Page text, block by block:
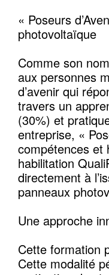
« Poseurs
photovoltaïque
Comme son
aux personnes
d’avenir qui
travers un
(30%) et
entreprise, «
compétences et
habilitation
directement à
panneaux
Une approche
Cette formation
Cette modalité